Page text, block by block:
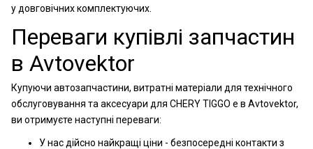
у довговічних комплектуючих.
Переваги купівлі запчастин
в Avtovektor
Купуючи автозапчастини, витратні матеріали для технічного
обслуговування та аксесуари для CHERY TIGGO e в Avtovektor,
ви отримуєте наступні переваги:
У нас дійсно найкращі ціни - безпосередні контакти з